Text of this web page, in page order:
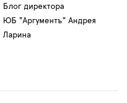
Блог директора
ЮБ "Аргументъ" Андрея
Ларина